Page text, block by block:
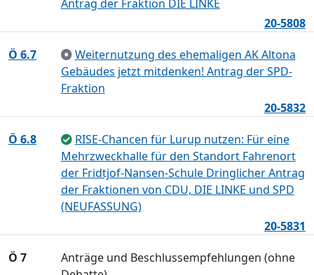
Antrag der Fraktion DIE LINKE
20-5808
Ö 6.7
Weiternutzung des ehemaligen AK Altona
Gebäudes jetzt mitdenken! Antrag der SPD-
Fraktion
20-5832
Ö 6.8
RISE-Chancen für Lurup nutzen: Für eine
Mehrzweckhalle für den Standort Fahrenort
der Fridtjof-Nansen-Schule Dringlicher Antrag
der Fraktionen von CDU, DIE LINKE und SPD
(NEUFASSUNG)
20-5831
Ö 7
Anträge und Beschlussempfehlungen (ohne